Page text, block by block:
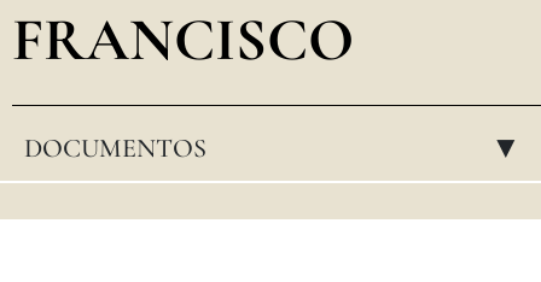
POLSKI
FRANCISCO
DOCUMENTOS ▸